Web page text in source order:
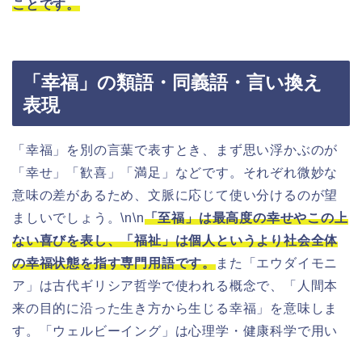
ことです。
「幸福」の類語・同義語・言い換え
表現
「幸福」を別の言葉で表すとき、まず思い浮かぶのが
「幸せ」「歓喜」「満足」などです。それぞれ微妙な
意味の差があるため、文脈に応じて使い分けるのが望
ましいでしょう。\n\n「至福」は最高度の幸せやこの上
ない喜びを表し、「福祉」は個人というより社会全体
の幸福状態を指す専門用語です。また「エウダイモニ
ア」は古代ギリシア哲学で使われる概念で、「人間本
来の目的に沿った生き方から生じる幸福」を意味しま
す。「ウェルビーイング」は心理学・健康科学で用い